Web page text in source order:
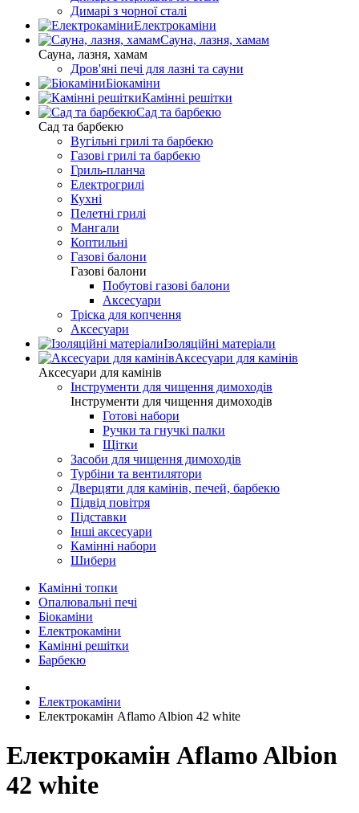
Димарі з чорної сталі
Електрокаміни
Сауна, лазня, хамам
Сауна, лазня, хамам
Дров'яні печі для лазні та сауни
Біокаміни
Камінні решітки
Сад та барбекю
Сад та барбекю
Вугільні грилі та барбекю
Газові грилі та барбекю
Гриль-планча
Електрогрилі
Кухні
Пелетні грилі
Мангали
Коптильні
Газові балони
Газові балони
Побутові газові балони
Аксесуари
Тріска для копчення
Аксесуари
Ізоляційні матеріали
Аксесуари для камінів
Аксесуари для камінів
Інструменти для чищення димоходів
Інструменти для чищення димоходів
Готові набори
Ручки та гнучкі палки
Щітки
Засоби для чищення димоходів
Турбіни та вентилятори
Дверцяти для камінів, печей, барбекю
Підвід повітря
Підставки
Інші аксесуари
Камінні набори
Шибери
Камінні топки
Опалювальні печі
Біокаміни
Електрокаміни
Камінні решітки
Барбекю
Електрокаміни
Електрокамін Aflamo Albion 42 white
Електрокамін Aflamo Albion
42 white